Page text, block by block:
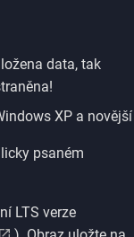
data, tak
XP a novější
psaném
LTS verze